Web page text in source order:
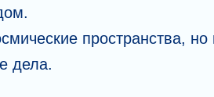
пространства,
дела.